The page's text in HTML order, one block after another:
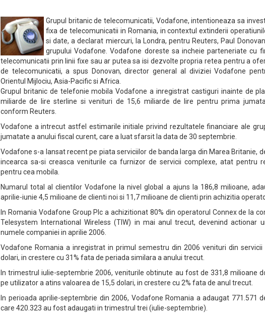
Grupul britanic de telecomunicatii, Vodafone, intentioneaza sa
fixa de telecomunicatii in Romania, in contextul extinderii
si date, a declarat miercuri, la Londra, pentru Reuters, Paul
grupului Vodafone. Vodafone doreste sa incheie parteneriate cu
telecomunicatii prin linii fixe sau ar putea sa isi dezvolte propria retea pentru a
de telecomunicatii, a spus Donovan, director general al diviziei Vodafone
Orientul Mijlociu, Asia-Pacific si Africa.
Grupul britanic de telefonie mobila Vodafone a inregistrat castiguri inainte de
miliarde de lire sterline si venituri de 15,6 miliarde de lire pentru prima
conform Reuters.
Vodafone a intrecut astfel estimarile initiale privind rezultatele financiare ale
jumatate a anului fiscal curent, care a luat sfarsit la data de 30 septembrie.
Vodafone s-a lansat recent pe piata serviciilor de banda larga din Marea Britanie,
incearca sa-si creasca veniturile ca furnizor de servicii complexe, atat pentru
pentru cea mobila.
Numarul total al clientilor Vodafone la nivel global a ajuns la 186,8 milioane,
aprilie-iunie 4,5 milioane de clienti noi si 11,7 milioane de clienti prin achizitia
In Romania Vodafone Group Plc a achizitionat 80% din operatorul Connex de la
Telesystem International Wireless (TIW) in mai anul trecut, devenind actionar
numele companiei in aprilie 2006.
Vodafone Romania a inregistrat in primul semestru din 2006 venituri din servicii
dolari, in crestere cu 31% fata de periada similara a anului trecut.
In trimestrul iulie-septembrie 2006, veniturile obtinute au fost de 331,8 milioane
pe utilizator a atins valoarea de 15,5 dolari, in crestere cu 2% fata de anul trecut.
In perioada aprilie-septembrie din 2006, Vodafone Romania a adaugat 771.571
care 420.323 au fost adaugati in trimestrul trei (iulie-septembrie).